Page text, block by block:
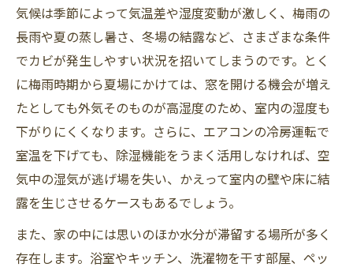
気候は季節によって気温差や湿度変動が激しく、梅雨の
長雨や夏の蒸し暑さ、冬場の結露など、さまざまな条件
でカビが発生しやすい状況を招いてしまうのです。とく
に梅雨時期から夏場にかけては、窓を開ける機会が増え
たとしても外気そのものが高湿度のため、室内の湿度も
下がりにくくなります。さらに、エアコンの冷房運転で
室温を下げても、除湿機能をうまく活用しなければ、空
気中の湿気が逃げ場を失い、かえって室内の壁や床に結
露を生じさせるケースもあるでしょう。
また、家の中には思いのほか水分が滞留する場所が多く
存在します。浴室やキッチン、洗濯物を干す部屋、ペッ